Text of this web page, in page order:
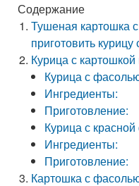
Содержание
Тушеная картошка
приготовить
Курица с
Курица с
Ингредиенты:
Приготовление:
Курица с
Ингредиенты:
Приготовление:
Картошка с